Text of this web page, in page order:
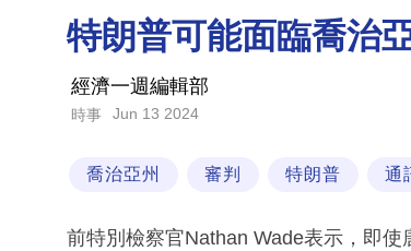
特朗普可能面臨喬治
經濟一週編輯部
時事 Jun 13 2024
喬治亞州 審判 特朗普 通
前特別檢察官Nathan Wade表示，即